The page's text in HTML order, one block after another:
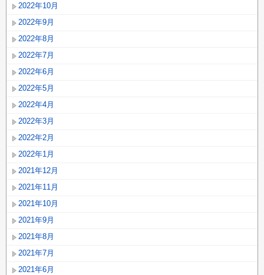
2022年10月
2022年9月
2022年8月
2022年7月
2022年6月
2022年5月
2022年4月
2022年3月
2022年2月
2022年1月
2021年12月
2021年11月
2021年10月
2021年9月
2021年8月
2021年7月
2021年6月